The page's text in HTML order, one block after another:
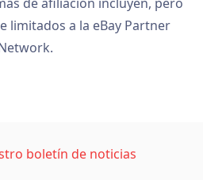
limitados a la eBay Partner
boletín de noticias